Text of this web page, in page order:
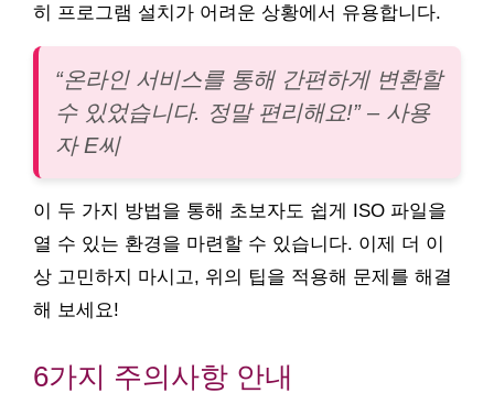
히 프로그램 설치가 어려운 상황에서 유용합니다.
“온라인 서비스를 통해 간편하게 변환할
수 있었습니다. 정말 편리해요!” – 사용
자 E씨
이 두 가지 방법을 통해 초보자도 쉽게 ISO 파일을
열 수 있는 환경을 마련할 수 있습니다. 이제 더 이
상 고민하지 마시고, 위의 팁을 적용해 문제를 해결
해 보세요!
6가지 주의사항 안내